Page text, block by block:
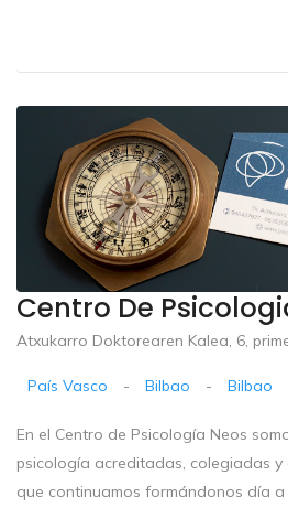
Centro De
Atxukarro Doktorearen Kalea, 6,
País Vasco - Bilbao - Bilbao
En el Centro de Psicología Neos
psicología acreditadas, colegiadas y
que continuamos formándonos día